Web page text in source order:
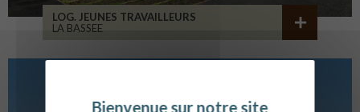
LOG. JEUNES TRAVAILLEURS
LA BASSEE